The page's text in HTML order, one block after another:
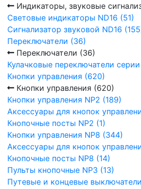
Индикаторы, звуковые
Световые индикаторы ND16 (51)
Сигнализатор звуковой ND16
Переключатели (36)
Переключатели (36)
Кулачковые переключатели
Кнопки управления (620)
Кнопки управления (620)
Кнопки управления NP2 (189)
Аксессуары для кнопок
Кнопочные посты NP2 (1)
Кнопки управления NP8 (344)
Аксессуары для кнопок
Кнопочные посты NP8 (14)
Пульты кнопочные NP3 (13)
Путевые и концевые